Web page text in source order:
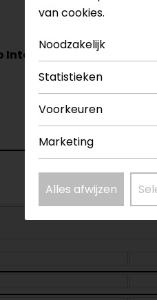
Integraalhelm
van cookies.
Noodzakelijk
Statistieken
Voorkeuren
Marketing
Alles afwijzen